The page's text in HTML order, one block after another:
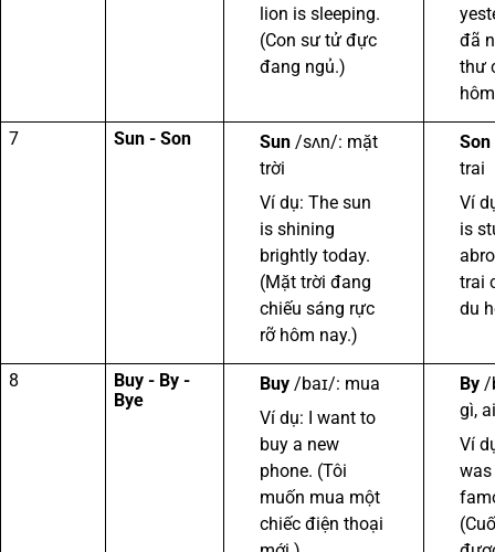
lion is sleeping.
(Con sư tử đực
đang ngủ.)
đã
thư
7 Sun - Son Sun/sʌn/: mặt
trời
Ví dụ: The sun
is shining
brightly today.
(Mặt trời đang
chiếu sáng rực
rỡ hôm nay.)
Son
trai
Ví
is
trai
du
8
Buy - By -
Bye
Buy/baɪ/: mua
Ví dụ: I want to
buy a new
phone. (Tôi
muốn mua một
chiếc điện thoại
By/
gì,
Ví
was